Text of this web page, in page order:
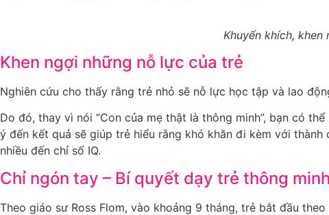
Khuyến khích,
Khen ngợi những nỗ lực của trẻ
Nghiên cứu cho thấy rằng trẻ nhỏ sẽ nỗ lực học tập và lao
Do đó, thay vì nói “Con của mẹ thật là thông minh”, bạn có
ý đến kết quả sẽ giúp trẻ hiểu rằng khó khăn đi kèm với
nhiều đến chỉ số IQ.
Chỉ ngón tay – Bí quyết dạy trẻ thông
Theo giáo sư Ross Flom, vào khoảng 9 tháng, trẻ bắt đầu